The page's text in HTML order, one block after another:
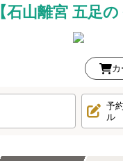
【石山離宮 五足の
カ
予
ル